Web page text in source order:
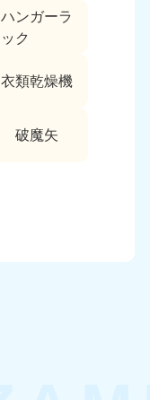
ハンガーラ
ック
衣類乾燥機
破魔矢